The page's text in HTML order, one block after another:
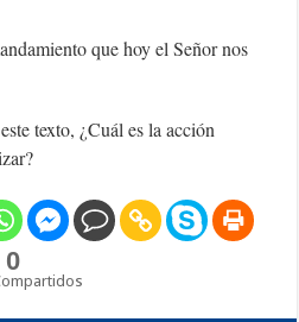
que hoy el Señor nos
texto, ¿Cuál es la acción
0